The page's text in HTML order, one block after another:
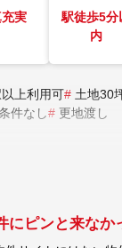
実
駅徒歩5分
内
上利用可# 土地30
件なし# 更地渡し
にピンと来な